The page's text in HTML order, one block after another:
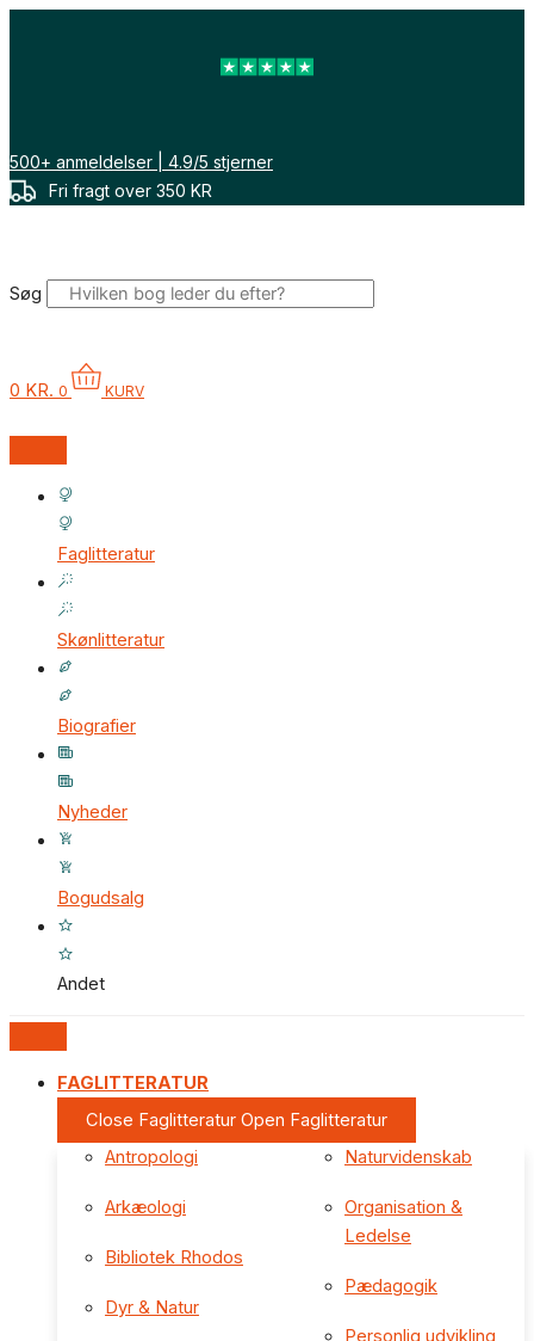
Gå
500+ anmeldelser | 4.9/5 stjerner
Fri fragt over 350 KR
Søg
0 KR. 0 KURV
Faglitteratur
Skønlitteratur
Biografier
Nyheder
Bogudsalg
Andet
FAGLITTERATUR
Close Faglitteratur Open Faglitteratur
Antropologi
Arkæologi
Bibliotek Rhodos
Dyr & Natur
Naturvidenskab
Organisation &
Ledelse
Pædagogik
Personlig udvikling